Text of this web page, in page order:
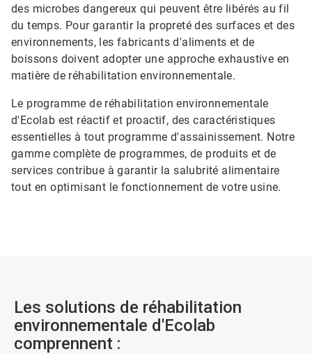
des microbes dangereux qui peuvent être libérés au fil
du temps. Pour garantir la propreté des surfaces et des
environnements, les fabricants d'aliments et de
boissons doivent adopter une approche exhaustive en
matière de réhabilitation environnementale​​​​​​​.
Le programme de réhabilitation environnementale​​​​​​​
d'Ecolab est réactif et proactif, des caractéristiques
essentielles à tout programme d'assainissement. Notre
gamme complète de programmes, de produits et de
services contribue à garantir la salubrité alimentaire
tout en optimisant le fonctionnement de votre usine.​​​​​​​
Les solutions de réhabilitation
environnementale d'Ecolab
comprennent :